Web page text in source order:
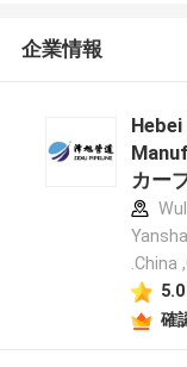
企業情報
カー
.China
5.0
確